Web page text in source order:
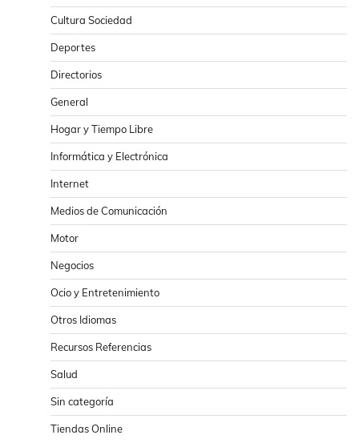
Cultura Sociedad
Deportes
Directorios
General
Hogar y Tiempo Libre
Informática y Electrónica
Internet
Medios de Comunicación
Motor
Negocios
Ocio y Entretenimiento
Otros Idiomas
Recursos Referencias
Salud
Sin categoría
Tiendas Online